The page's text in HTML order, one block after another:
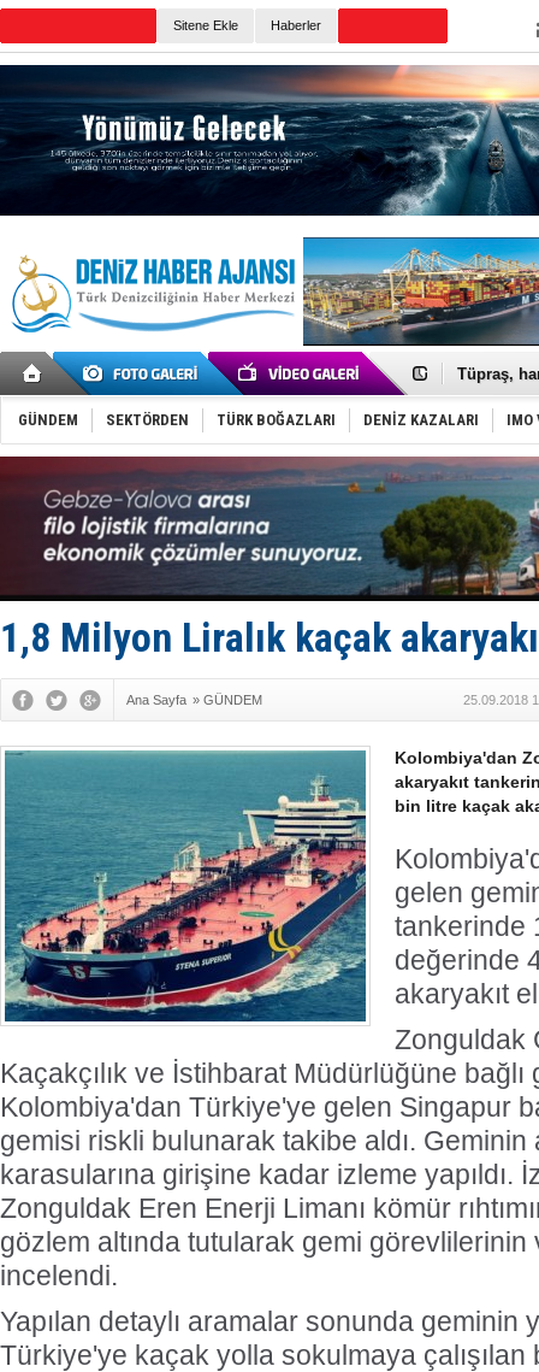
Sitene Ekle Haberler
Anadolu
Tüpraş,
İTU AUV,
LNG
PROYAD,
Türkiye-
Türk
Deniz
DÖDER,
Fairline,
Baltık
Runit
Türk
GÜNDEM SEKTÖRDEN TÜRK BOĞAZLARI DENİZ KAZALARI IMO
1,8 Milyon Liralık kaçak
Ana Sayfa » GÜNDEM 25.09.2018
Kolombiya'dan
akaryakıt
bin litre kaçak
gelen
tankerinde
değerinde
akaryakıt
Zonguldak
Kaçakçılık ve İstihbarat Müdürlüğüne
Kolombiya'dan Türkiye'ye gelen Singapur
gemisi riskli bulunarak takibe aldı. Geminin
karasularına girişine kadar izleme yapıldı.
Zonguldak Eren Enerji Limanı kömür
gözlem altında tutularak gemi
incelendi.
Yapılan detaylı aramalar sonunda geminin
Türkiye'ye kaçak yolla sokulmaya çalışılan